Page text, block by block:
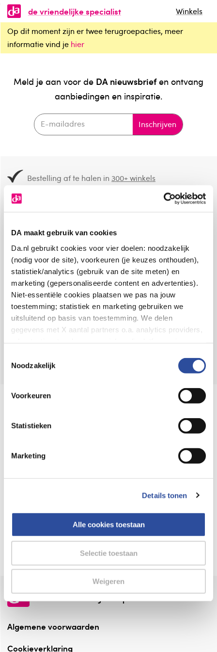
DA maakt gebruik van cookies
Da.nl gebruikt cookies voor vier doelen: noodzakelijk
(nodig voor de site), voorkeuren (je keuzes onthouden),
statistiek/analytics (gebruik van de site meten) en
marketing (gepersonaliseerde content en advertenties).
Niet-essentiële cookies plaatsen we pas na jouw
toestemming; statistiek en marketing gebruiken we
uitsluitend op basis van toestemming. We delen
gegevens met X aantal partners o.a. analytics providers,
en de bewaartermijnen per categorie. Je kunt je keuze op
gegevensverwerking staat in de
Privacyverklaring
Noodzakelijk
Voorkeuren
Statistieken
Marketing
Details tonen
Alle cookies toestaan
Selectie toestaan
Weigeren
de vriendelijke specialist
Winkels
Op dit moment zijn er twee terugroepacties, meer
informatie vind je hier
Meld je aan voor de DA nieuwsbriefen ontvang
aanbiedingen en inspiratie.
Inschrijven
Bestelling af te halen in300+ winkels
8.6 uit4.106 reviews
Over DA
Klantenservice
Assortiment
VolgDAop:
Online aanbieder medicijnen
webshop mag verkopen.
⁠Verantwoorde zorg, ⁠ook online.
Altijd onze folder bij de hand
Check onze folders ⁠bij AlleFolders.
de vriendelijke specialist
Algemene voorwaarden
Cookieverklaring